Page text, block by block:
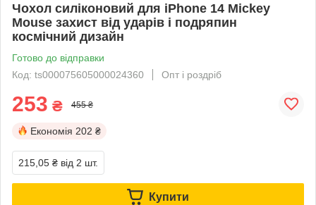
Чохол силіконовий для iPhone 14 Mickey
Mouse захист від ударів і подряпин
космічний дизайн
Готово до відправки
Код: ts000075605000024360
Опт і роздріб
253 ₴ 455 ₴
Економія 202 ₴
215,05 ₴ від 2 шт.
Купити